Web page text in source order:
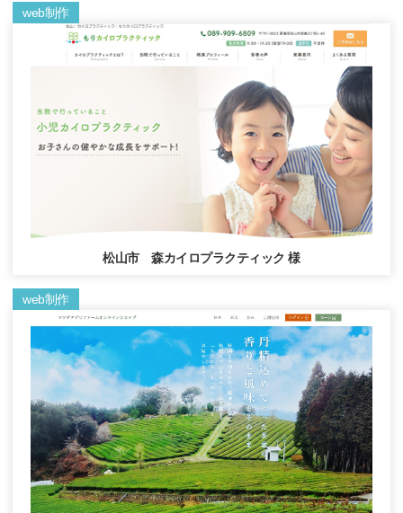
web制作
松山市 森カイロプラクティック 様
web制作